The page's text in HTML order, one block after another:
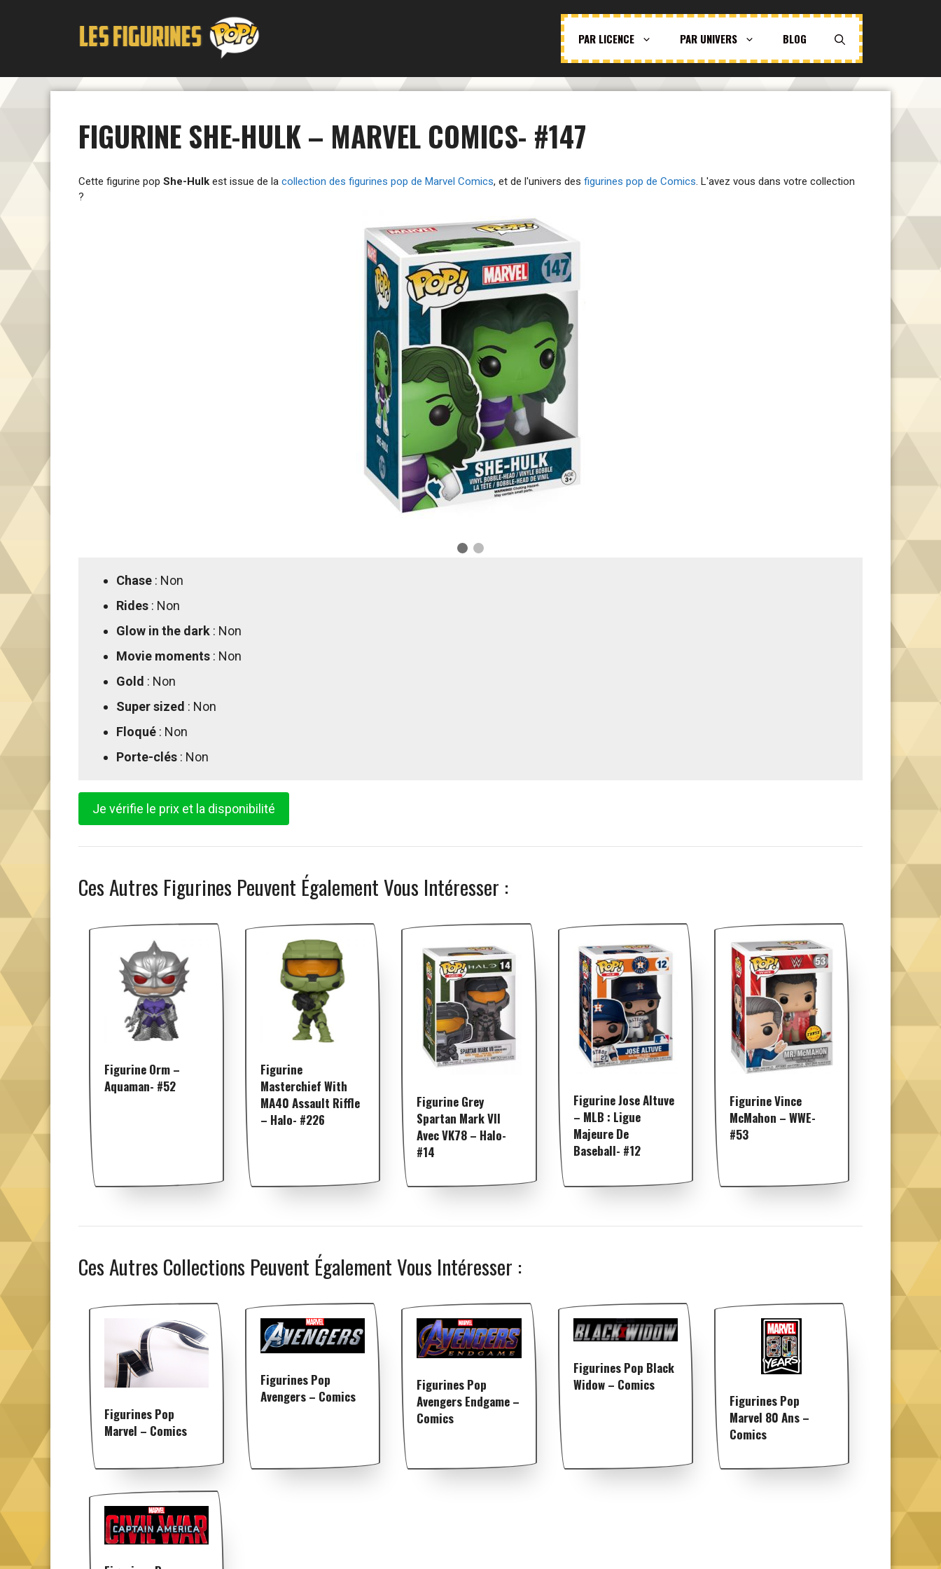
PAR LICENCE PAR UNIVERS BLOG
FIGURINE SHE-HULK – MARVEL COMICS- #147
Cette figurine pop She-Hulk est issue de la collection des figurines pop de Marvel Comics, et de l'univers des figurines pop de Comics. L'avez vous dans votre collection
?
Chase : Non
Rides : Non
Glow in the dark : Non
Movie moments : Non
Gold : Non
Super sized : Non
Floqué : Non
Porte-clés : Non
Je vérifie le prix et la disponibilité
Ces Autres Figurines Peuvent Également Vous Intéresser :
Figurine Orm –
Aquaman- #52
Figurine
Masterchief With
MA40 Assault Riffle
– Halo- #226
Figurine Grey
Spartan Mark VII
Avec VK78 – Halo-
#14
Figurine Jose Altuve
– MLB : Ligue
Majeure De
Baseball- #12
Figurine Vince
McMahon – WWE-
#53
Ces Autres Collections Peuvent Également Vous Intéresser :
Figurines Pop
Marvel – Comics
Figurines Pop
Avengers – Comics
Figurines Pop
Avengers Endgame –
Comics
Figurines Pop Black
Widow – Comics
Figurines Pop
Marvel 80 Ans –
Comics